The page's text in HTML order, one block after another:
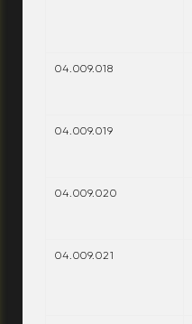
04.009.018
04.009.019
04.009.020
04.009.021